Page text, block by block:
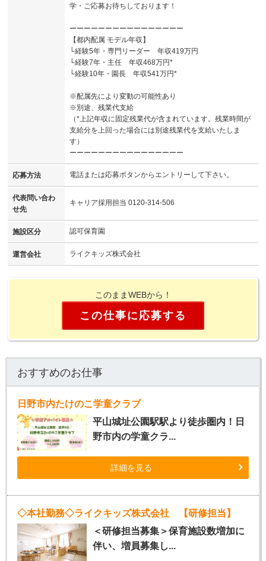
学・ご応募お待ちしております！
ーーーーーーーーーーーーーーーー
【都内配属 モデル年収】
└経験5年・専門リーダー 年収419万円
└経験7年・主任 年収468万円*
└経験10年・園長 年収541万円*
※配属先により変動の可能性あり
※別途、残業代支給
（*上記年収に固定残業代が含まれています。残業時間が
支給分を上回った場合には別途残業代を支給いたしま
す）
ーーーーーーーーーーーーーーーー
応募方法 電話または応募ボタンからエントリーして下さい。
代表問い合わ
せ先
キャリア採用担当 0120-314-506
施設区分 認可保育園
運営会社 ライクキッズ株式会社
このままWEBから！
この仕事に応募する
おすすめのお仕事
日野市内たけのこ学童クラブ
平山城址公園駅駅より徒歩圏内！日
野市内の学童クラ...
詳細を見る
◇本社勤務◇ライクキッズ株式会社 【研修担当】
＜研修担当募集＞保育施設数増加に
伴い、増員募集し...